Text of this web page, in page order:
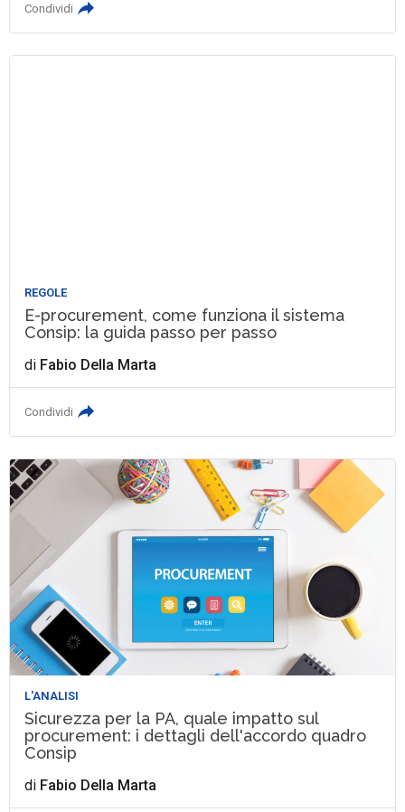
Condividi
REGOLE
E-procurement, come funziona il sistema
Consip: la guida passo per passo
di Fabio Della Marta
Condividi
L'ANALISI
Sicurezza per la PA, quale impatto sul
procurement: i dettagli dell'accordo quadro
Consip
di Fabio Della Marta